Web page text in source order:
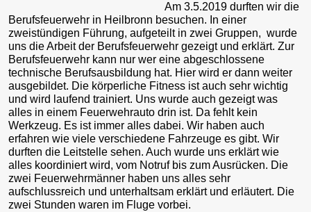
Am 3.5.2019 durften wir die
Berufsfeuerwehr in Heilbronn besuchen. In einer
zweistündigen Führung, aufgeteilt in zwei Gruppen, wurde
uns die Arbeit der Berufsfeuerwehr gezeigt und erklärt. Zur
Berufsfeuerwehr kann nur wer eine abgeschlossene
technische Berufsausbildung hat. Hier wird er dann weiter
ausgebildet. Die körperliche Fitness ist auch sehr wichtig
und wird laufend trainiert. Uns wurde auch gezeigt was
alles in einem Feuerwehrauto drin ist. Da fehlt kein
Werkzeug. Es ist immer alles dabei. Wir haben auch
erfahren wie viele verschiedene Fahrzeuge es gibt. Wir
durften die Leitstelle sehen. Auch wurde uns erklärt wie
alles koordiniert wird, vom Notruf bis zum Ausrücken. Die
zwei Feuerwehrmänner haben uns alles sehr
aufschlussreich und unterhaltsam erklärt und erläutert. Die
zwei Stunden waren im Fluge vorbei.